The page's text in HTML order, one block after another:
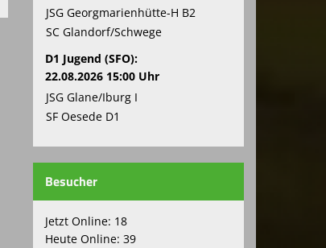
JSG Georgmarienhütte-H B2
SC Glandorf/Schwege
D1 Jugend (SFO):
22.08.2026 15:00 Uhr
JSG Glane/Iburg I
SF Oesede D1
Besucher
Jetzt Online: 18
Heute Online: 39